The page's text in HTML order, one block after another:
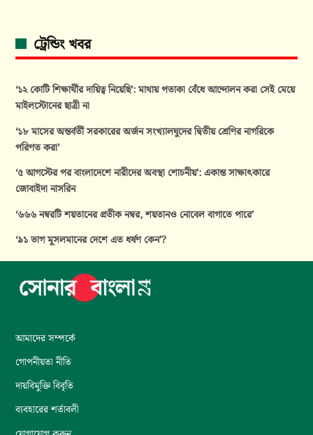
ট্রেন্ডিং খবর
‘১২ কোটি শিক্ষার্থীর দায়িত্ব নিয়েছি’: মাথায় পতাকা বেঁধে আন্দোলন করা সেই মেয়ে
মাইলস্টোনের ছাত্রী না
‘১৮ মাসের অন্তর্বর্তী সরকারের অর্জন সংখ্যালঘুদের দ্বিতীয় শ্রেণির নাগরিকে
পরিণত করা’
‘৫ আগস্টের পর বাংলাদেশে নারীদের অবস্থা শোচনীয়’: একান্ত সাক্ষাৎকারে
জোবাইদা নাসরিন
‘৬৬৬ নম্বরটি শয়তানের প্রতীক নম্বর, শয়তানও নোবেল বাগাতে পারে’
‘৯১ ভাগ মুসলমানের দেশে এত ধর্ষণ কেন’?
আমাদের সম্পর্কে
গোপনীয়তা নীতি
দায়বিমুক্তি বিবৃতি
ব্যবহারের শর্তাবলী